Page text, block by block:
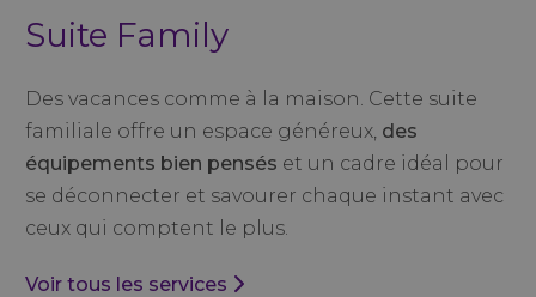
Suite Family
Des vacances comme à la maison. Cette suite
familiale offre un espace généreux, des
équipements bien pensés et un cadre idéal pour
se déconnecter et savourer chaque instant avec
ceux qui comptent le plus.
Voir tous les services